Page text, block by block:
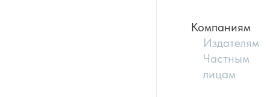
Компаниям
Издателям
Частным
лицам